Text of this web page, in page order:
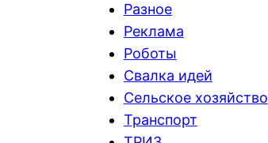
Разное
Реклама
Роботы
Свалка идей
Сельское хозяйство
Транспорт